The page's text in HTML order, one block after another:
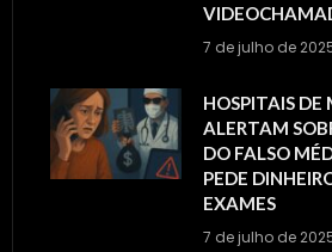
7 de julho de
HOSPITAIS DE
ALERTAM
DO FALSO
PEDE
EXAMES
7 de julho de